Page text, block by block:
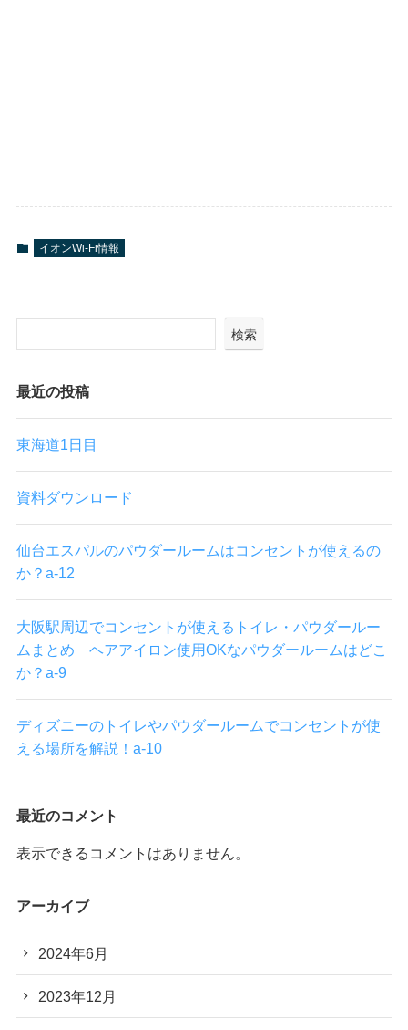
イオンWi-Fi情報
検索
最近の投稿
東海道1日目
資料ダウンロード
仙台エスパルのパウダールームはコンセントが使えるの
か？a-12
大阪駅周辺でコンセントが使えるトイレ・パウダールー
ムまとめ ヘアアイロン使用OKなパウダールームはどこ
か？a-9
ディズニーのトイレやパウダールームでコンセントが使
える場所を解説！a-10
最近のコメント
表示できるコメントはありません。
アーカイブ
2024年6月
2023年12月